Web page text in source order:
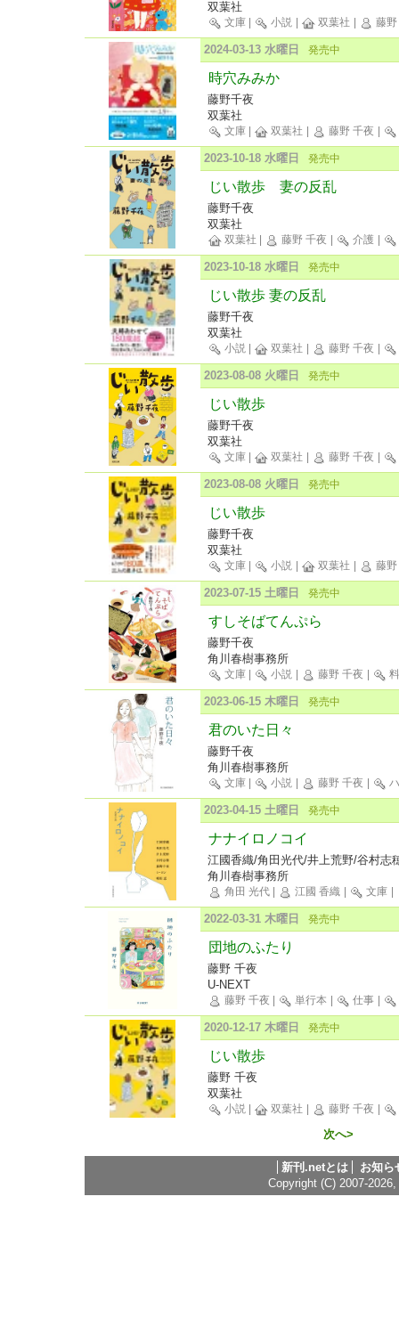
双葉社
文庫 小説 双葉社 藤野
2024-03-13 水曜日 発売中
時穴みみか
藤野千夜
双葉社
文庫 双葉社 藤野 千夜
2023-10-18 水曜日 発売中
じい散歩 妻の反乱
藤野千夜
双葉社
双葉社 藤野 千夜 介護
2023-10-18 水曜日 発売中
じい散歩 妻の反乱
藤野千夜
双葉社
小説 双葉社 藤野 千夜
2023-08-08 火曜日 発売中
じい散歩
藤野千夜
双葉社
文庫 双葉社 藤野 千夜
2023-08-08 火曜日 発売中
じい散歩
藤野千夜
双葉社
文庫 小説 双葉社 藤野
2023-07-15 土曜日 発売中
すしそばてんぷら
藤野千夜
角川春樹事務所
文庫 小説 藤野 千夜
2023-06-15 木曜日 発売中
君のいた日々
藤野千夜
角川春樹事務所
文庫 小説 藤野 千夜
2023-04-15 土曜日 発売中
ナナイロノコイ
江國香織/角田光代/井上荒野/谷村志
角川春樹事務所
角田 光代 江國 香織 文庫
2022-03-31 木曜日 発売中
団地のふたり
藤野 千夜
U-NEXT
藤野 千夜 単行本 仕事
2020-12-17 木曜日 発売中
じい散歩
藤野 千夜
双葉社
小説 双葉社 藤野 千夜
次へ>
新刊.netとは
お知ら
Copyright (C) 2007-2026,